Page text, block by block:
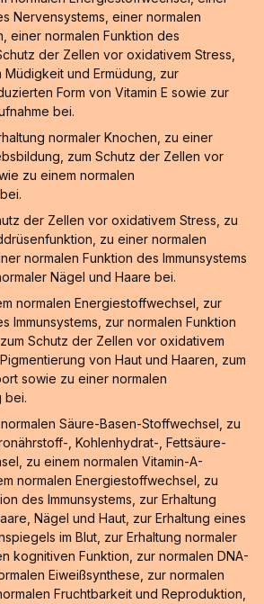
Nervensystems, einer normalen
einer normalen Funktion des
der Zellen vor oxidativem Stress,
und Ermüdung, zur
Form von Vitamin E sowie zur
bei.
normaler Knochen, zu einer
zum Schutz der Zellen vor
zu einem normalen
der Zellen vor oxidativem Stress, zu
zu einer normalen
normalen Funktion des Immunsystems
Nägel und Haare bei.
normalen Energiestoffwechsel, zur
Immunsystems, zur normalen Funktion
Schutz der Zellen vor oxidativem
von Haut und Haaren, zum
sowie zu einer normalen
bei.
Säure-Basen-Stoffwechsel, zu
, Kohlenhydrat-, Fettsäure-
zu einem normalen Vitamin-A-
normalen Energiestoffwechsel, zu
des Immunsystems, zur Erhaltung
Nägel und Haut, zur Erhaltung eines
im Blut, zur Erhaltung normaler
kognitiven Funktion, zur normalen DNA-
Eiweißsynthese, zur normalen
Fruchtbarkeit und Reproduktion,